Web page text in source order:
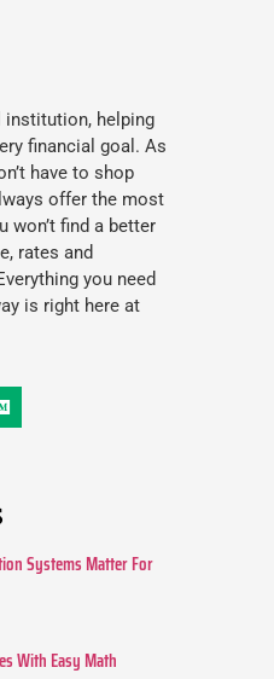
institution, helping
financial goal. As
have to shop
offer the most
won’t find a better
rates and
you need
is right here at
Systems Matter For
With Easy Math